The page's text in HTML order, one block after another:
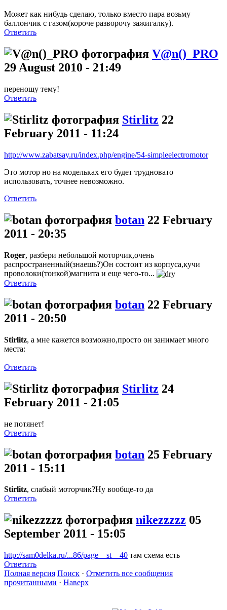
Может как нибудь сделаю, только вместо пара возьму
баллончик с газом(короче разворочу зажигалку).
Ответить
V@n()_PRO
29 August 2010 - 21:49
переношу тему!
Ответить
Stirlitz 22
February 2011 - 11:24
http://www.zabatsay.ru/index.php/engine/54-simpleelectromotor
Это мотор но на модельках его будет трудновато
использовать, точнее невозможно.
Ответить
botan 22 February
2011 - 20:35
Roger, разбери небольшой моторчик,очень
распространенный(знаешь?)Он состоит из корпуса,кучи
проволоки(тонкой)магнита и еще чего-то...
Ответить
botan 22 February
2011 - 20:50
Stirlitz, а мне кажется возможно,просто он занимает много
места:
Ответить
Stirlitz 24
February 2011 - 21:05
не потянет!
Ответить
botan 25 February
2011 - 15:11
Stirlitz, слабый моторчик?Ну вообще-то да
Ответить
nikezzzzz 05
September 2011 - 15:05
http://sam0delka.ru/...86/page__st__40 там схема есть
Ответить
Полная версия Поиск · Отметить все сообщения
прочитанными · Наверх